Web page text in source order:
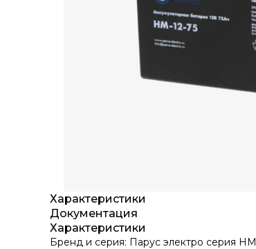
Характеристики
Документация
Характеристики
Бренд и cерия: Парус электро серия HM